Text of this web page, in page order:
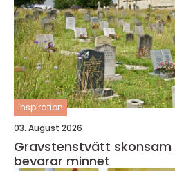
inspiration
03. August 2026
Gravstenstvätt skonsam rengöring som
bevarar minnet